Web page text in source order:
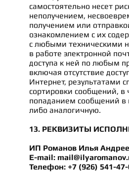
самостоятельно несет
неполучением,
получением или
ознакомлением с их
с любыми техническими
в работе электронной
доступа к ней по любым
включая отсутствие
Интернет, результатами
сортировки сообщений, в
попаданием сообщений в
либо аналогичную.
13. РЕКВИЗИТЫ
ИП Романов Илья
E-mail:
Телефон: +7 (926) 541-